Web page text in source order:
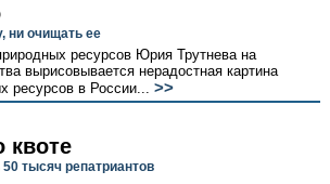
ни очищать ее
ресурсов Юрия Трутнева на
вырисовывается нерадостная картина
ресурсов в России... >>
квоте
тысяч репатриантов